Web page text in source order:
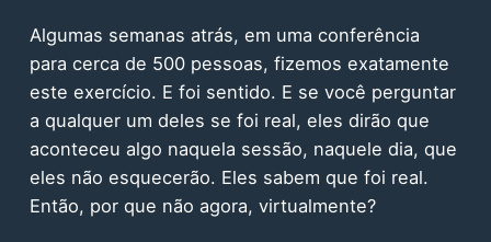
Algumas semanas atrás, em uma conferência
para cerca de 500 pessoas, fizemos exatamente
este exercício. E foi sentido. E se você perguntar
a qualquer um deles se foi real, eles dirão que
aconteceu algo naquela sessão, naquele dia, que
eles não esquecerão. Eles sabem que foi real.
Então, por que não agora, virtualmente?